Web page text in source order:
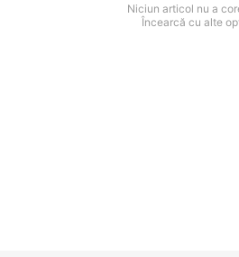
rochii elegante de nunta
Niciun articol nu a
Încearcă cu alte